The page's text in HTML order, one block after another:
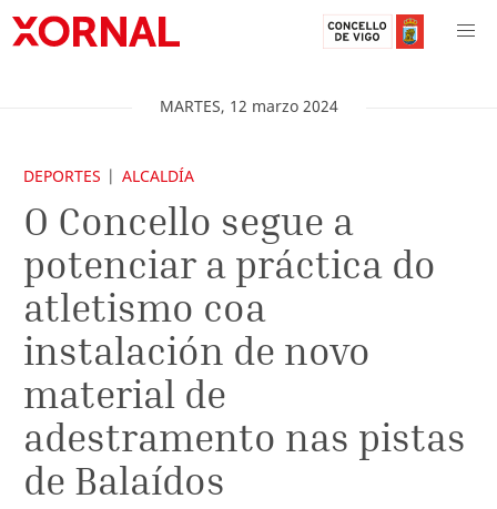
MARTES, 12 marzo 2024
DEPORTES ALCALDÍA
O Concello segue a
potenciar a práctica do
atletismo coa
instalación de novo
material de
adestramento nas pistas
de Balaídos